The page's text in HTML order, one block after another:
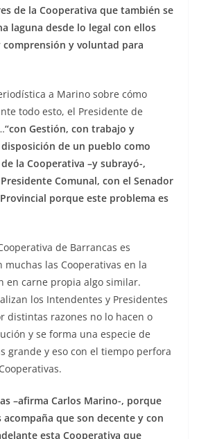
de la Cooperativa que también se
laguna desde lo legal con ellos
y voluntad para
a Marino sobre cómo
todo esto, el Presidente de
“con Gestión, con trabajo y
de un pueblo como
la Cooperativa –y subrayó-,
Comunal, con el Senador
porque este problema es
de Barrancas es
las Cooperativas en la
en carne propia algo similar.
los Intendentes y Presidentes
distintas razones no lo hacen o
y se forma una especie de
grande y eso con el tiempo perfora
–afirma Carlos Marino-, porque
que son decente y con
esta Cooperativa que